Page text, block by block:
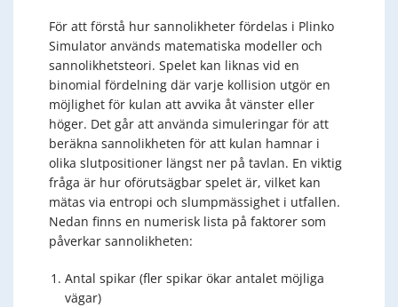
För att förstå hur sannolikheter fördelas i Plinko
Simulator används matematiska modeller och
sannolikhetsteori. Spelet kan liknas vid en
binomial fördelning där varje kollision utgör en
möjlighet för kulan att avvika åt vänster eller
höger. Det går att använda simuleringar för att
beräkna sannolikheten för att kulan hamnar i
olika slutpositioner längst ner på tavlan. En viktig
fråga är hur oförutsägbar spelet är, vilket kan
mätas via entropi och slumpmässighet i utfallen.
Nedan finns en numerisk lista på faktorer som
påverkar sannolikheten:
Antal spikar (fler spikar ökar antalet möjliga
vägar)